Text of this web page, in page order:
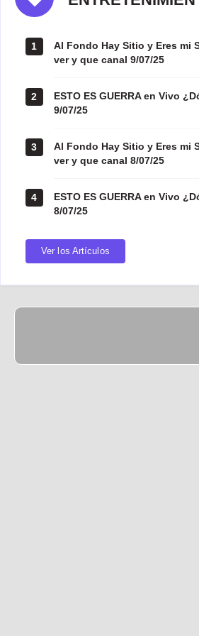
1
Al Fondo Hay Sitio y Eres mi
ver y que canal 9/07/25
2
ESTO ES GUERRA en Vivo
9/07/25
3
Al Fondo Hay Sitio y Eres mi
ver y que canal 8/07/25
4
ESTO ES GUERRA en Vivo
8/07/25
Ver los Artículos